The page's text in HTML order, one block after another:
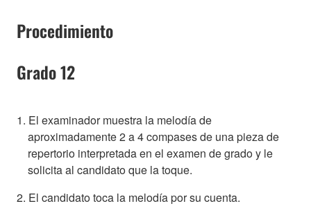
Procedimiento
Grado 12
1. El examinador muestra la melodía de
aproximadamente 2 a 4 compases de una pieza de
repertorio interpretada en el examen de grado y le
solicita al candidato que la toque.
2. El candidato toca la melodía por su cuenta.